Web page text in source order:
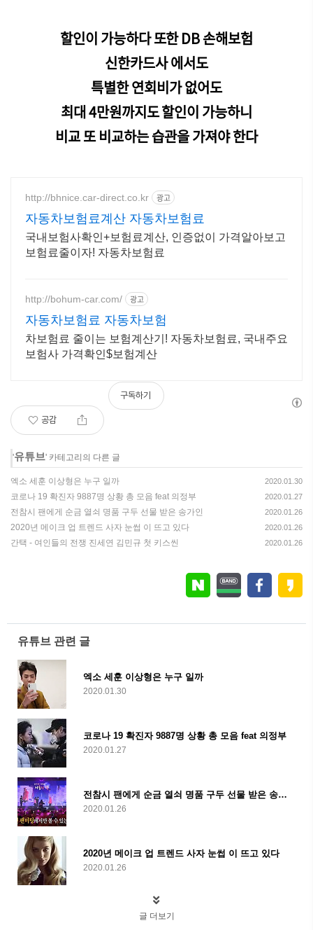
할인이 가능하다 또한 DB 손해보험
신한카드사 에서도
특별한 연회비가 없어도
최대 4만원까지도 할인이 가능하니
비교 또 비교하는 습관을 가져야 한다
http://bhnice.car-direct.co.kr 광고
자동차보험료계산 자동차보험료
국내보험사확인+보험료계산, 인증없이 가격알아보고
보험료줄이자! 자동차보험료
http://bohum-car.com/ 광고
자동차보험료 자동차보험
차보험료 줄이는 보험계산기! 자동차보험료, 국내주요
보험사 가격확인$보험계산
공감
구독하기
'유튜브' 카테고리의 다른 글
엑소 세훈 이상형은 누구 일까 2020.01.30
코로나 19 확진자 9887명 상황 총 모음 feat 의정부 2020.01.27
전참시 팬에게 순금 열쇠 명품 구두 선물 받은 송가인 2020.01.26
2020년 메이크 업 트렌드 사자 눈썹 이 뜨고 있다 2020.01.26
간택 - 여인들의 전쟁 진세연 김민규 첫 키스씬 2020.01.26
유튜브 관련 글
엑소 세훈 이상형은 누구 일까
2020.01.30
코로나 19 확진자 9887명 상황 총 모음 feat 의정부
2020.01.27
전참시 팬에게 순금 열쇠 명품 구두 선물 받은 송가인
2020.01.26
2020년 메이크 업 트렌드 사자 눈썹 이 뜨고 있다
2020.01.26
글 더보기